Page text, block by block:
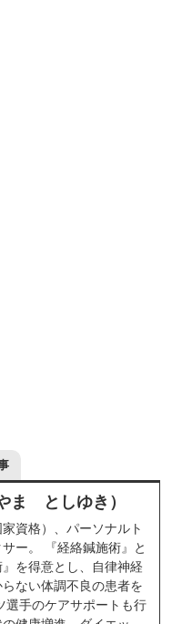
ま としゆき）
資格）、パーソナルト
ー。 『経絡鍼施術』と
』を得意とし、自律神経
ない体調不良の患者を
選手のケアサポートも行